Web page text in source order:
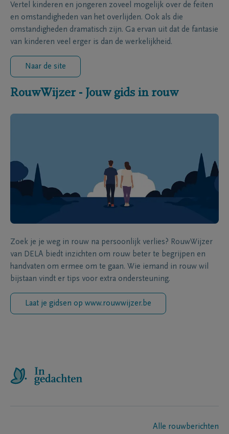
Vertel kinderen en jongeren zoveel mogelijk over de feiten
en omstandigheden van het overlijden. Ook als die
omstandigheden dramatisch zijn. Ga ervan uit dat de fantasie
van kinderen veel erger is dan de werkelijkheid.
Naar de site
RouwWijzer - Jouw gids in rouw
Zoek je je weg in rouw na persoonlijk verlies? RouwWijzer
van DELA biedt inzichten om rouw beter te begrijpen en
handvaten om ermee om te gaan. Wie iemand in rouw wil
bijstaan vindt er tips voor extra ondersteuning.
Laat je gidsen op www.rouwwijzer.be
Alle rouwberichten